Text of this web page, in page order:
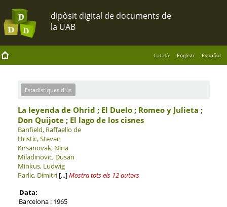
Català English Español
Estadístiques d'ús
La leyenda de Ohrid ; El Duelo ; Romeo y Julieta ;
Don Quijote ; El lago de los cisnes
Banfield, Raffaello de
Hristic, Stevan
Kirsanovak, Nina
Miladinovic, Dusan
Minkus, Ludwig
Parlic, Dimitri [...]Mostra tots els 12 autors
Data:
Barcelona : 1965